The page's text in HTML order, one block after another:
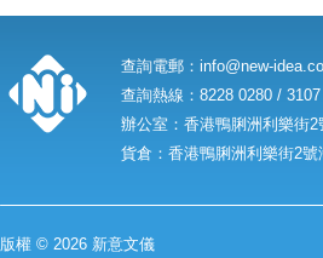
查詢電郵： info@new-
查詢熱線：8228 0280 /
辦公室：香港鴨脷洲利樂街
貨倉：香港鴨脷洲利樂街2
版權 © 2026 新意文儀